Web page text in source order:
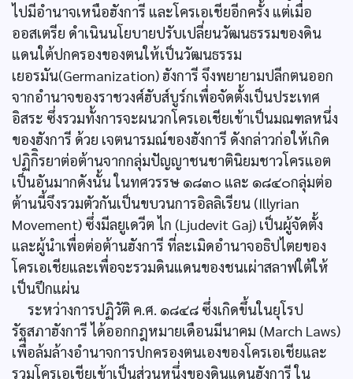
ไปมีอำนาจเหนือฮังการี และโครเอเชียอีกครั้ง แต่เมื่อ
ออสเตรีย ดำเนินนโยบายปรับเปลี่ยนวัฒนธรรมของดิน
แดนใต้ปกครองของตนให้เป็นวัฒนธรรม
เยอรมัน(Germanization) ฮังการี จึงพยายามปลีกตนออก
จากอำนาจของราชวงศ์ฮับส์บูร์กเพื่อจัดตั้งเป็นประเทศ
อิสระ ซึ่งรวมทั้งการจะผนวกโครเอเชียเข้าเป็นมณฑลหนึ่ง
ของฮังการี ด้วย เจตนารมณ์ของฮังการี ดังกล่าวก่อให้เกิด
ปฏิกิิรยาต่อต้านจากกลุ่มปัญญาชนชาตินิยมชาวโครแอต
เป็นอันมากดังนั้น ในทศวรรษ ๑๘๓๐ และ ๑๘๔๐กลุ่มต่อ
ต้านนี้จึงรวมตัวกันเป็นขบวนการอิลลิเรียน (Illyrian
Movement) ซึ่งมีลยูเดวีต ไก (Ljudevit Gaj) เป็นผู้จัดตั้ง
และผู้นำเพื่อต่อต้านฮังการี ที่ละเมิดอำนาจอธิปไตยของ
โครเอเชียและเพื่อจะรวมดินแดนของชนเผ่าสลาฟใต้ให้
เป็นปึกแผ่น
ระหว่างการปฏิวัติ ค.ศ. ๑๘๔๘ ซึ่งเกิดขึ้นในยุโรป
รัฐสภาฮังการี ได้ออกกฎหมายเดือนมีนาคม (March Laws)
เพื่อล้มล้างอำนาจการปกครองตนเองของโครเอเชียและ
รวมโครเอเชียเข้าเป็นส่วนหนึ่งของดินแดนฮังการี ใน